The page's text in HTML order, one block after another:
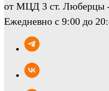
от МЦД 3 ст. Люберцы
Ежедневно с 9:00 до